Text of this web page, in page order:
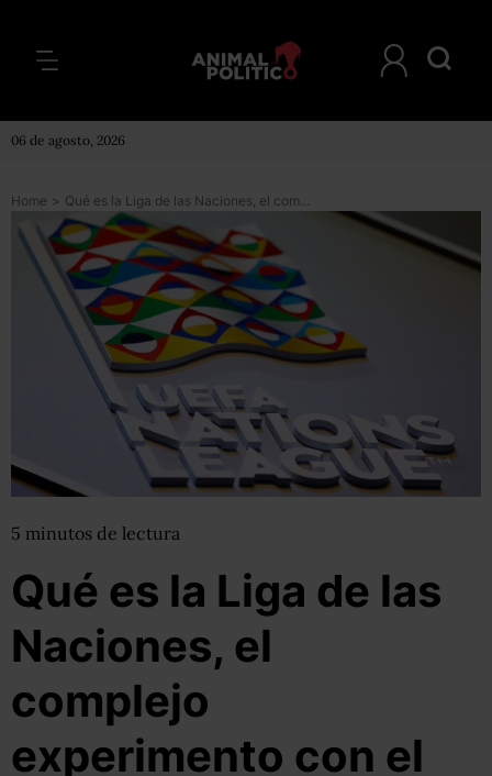
06 de agosto, 2026
Home > Qué es la Liga de las Naciones, el complejo experimento con el que la UEFA busca eliminar los amistosos en el fútbol europeo
5 minutos de lectura
Qué es la Liga de las
Naciones, el
complejo
experimento con el